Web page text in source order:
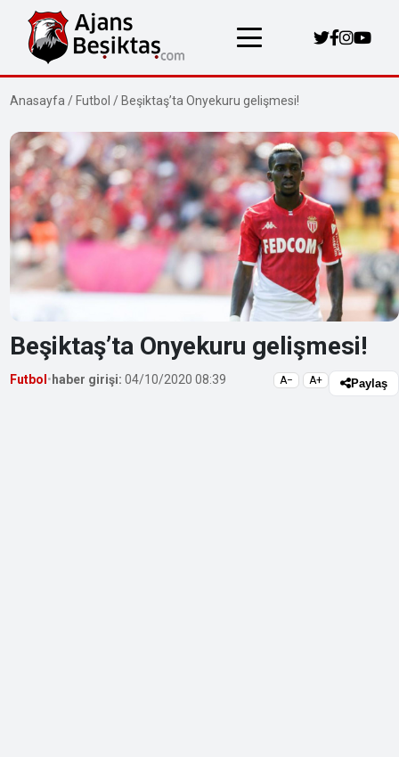
Anasayfa / Futbol / Beşiktaş’ta Onyekuru gelişmesi!
Beşiktaş’ta Onyekuru gelişmesi!
Futbol • haber girişi: 04/10/2020 08:39 A− A+ Paylaş